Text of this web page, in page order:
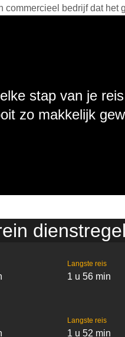
bedrijf dat
stap van je
zo makkelijk
Langste reis
1 u 56 min
Langste reis
1 u 52 min